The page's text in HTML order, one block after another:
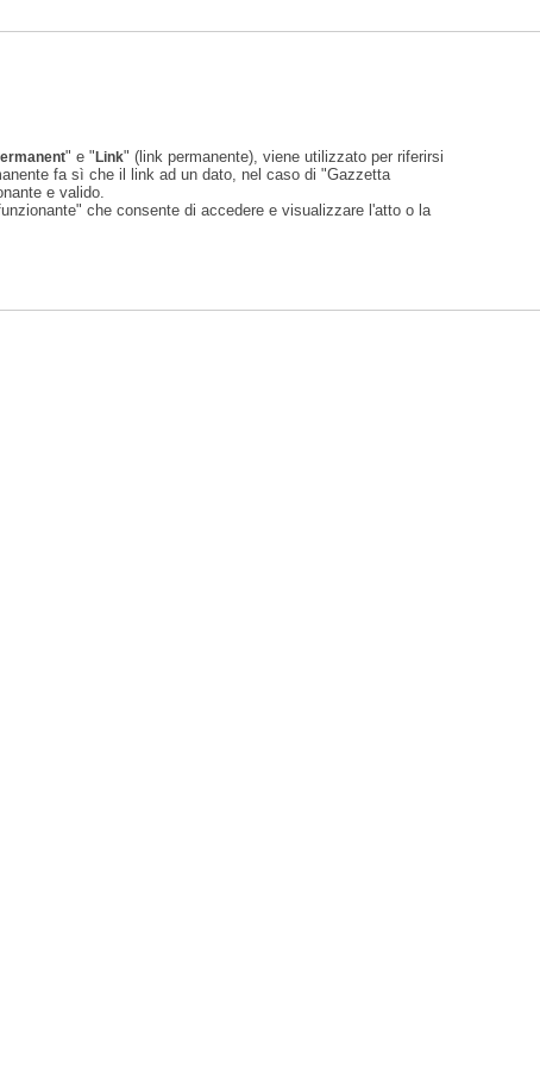
" e "Link" (link permanente), viene utilizzato per riferirsi
fa sì che il link ad un dato, nel caso di "Gazzetta
e valido.
che consente di accedere e visualizzare l'atto o la